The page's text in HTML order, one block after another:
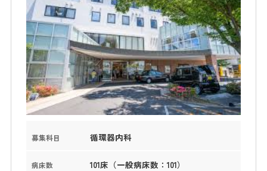
募集科目 循環器内科
病床数 101床（一般病床数：101）